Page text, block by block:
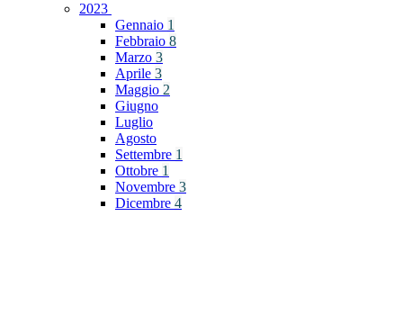
2023
Gennaio 1
Febbraio 8
Marzo 3
Aprile 3
Maggio 2
Giugno
Luglio
Agosto
Settembre 1
Ottobre 1
Novembre 3
Dicembre 4